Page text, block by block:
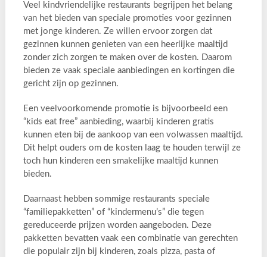
Veel kindvriendelijke restaurants begrijpen het belang
van het bieden van speciale promoties voor gezinnen
met jonge kinderen. Ze willen ervoor zorgen dat
gezinnen kunnen genieten van een heerlijke maaltijd
zonder zich zorgen te maken over de kosten. Daarom
bieden ze vaak speciale aanbiedingen en kortingen die
gericht zijn op gezinnen.
Een veelvoorkomende promotie is bijvoorbeeld een
“kids eat free” aanbieding, waarbij kinderen gratis
kunnen eten bij de aankoop van een volwassen maaltijd.
Dit helpt ouders om de kosten laag te houden terwijl ze
toch hun kinderen een smakelijke maaltijd kunnen
bieden.
Daarnaast hebben sommige restaurants speciale
“familiepakketten” of “kindermenu’s” die tegen
gereduceerde prijzen worden aangeboden. Deze
pakketten bevatten vaak een combinatie van gerechten
die populair zijn bij kinderen, zoals pizza, pasta of